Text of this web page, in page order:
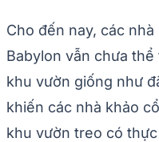
Cho đến nay, các
Babylon vẫn chưa
khu vườn giống như
khiến các nhà khảo
khu vườn treo có